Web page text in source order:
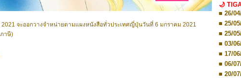
จะออกวางจำหน่ายตามแผงหนังสือทั่วประเทศญี่ปุ่นวันที่ 6 มกราคม 2021
าษี)
■ 03/
Edition
■ 03/
Edition
■ 07/
Edition
■ 07/
Edition
Edition
■ 01/
🌙
■ 26/
■ 25/
■ 25/
■ 03/
■ 17/
■ 06/
■ 20/